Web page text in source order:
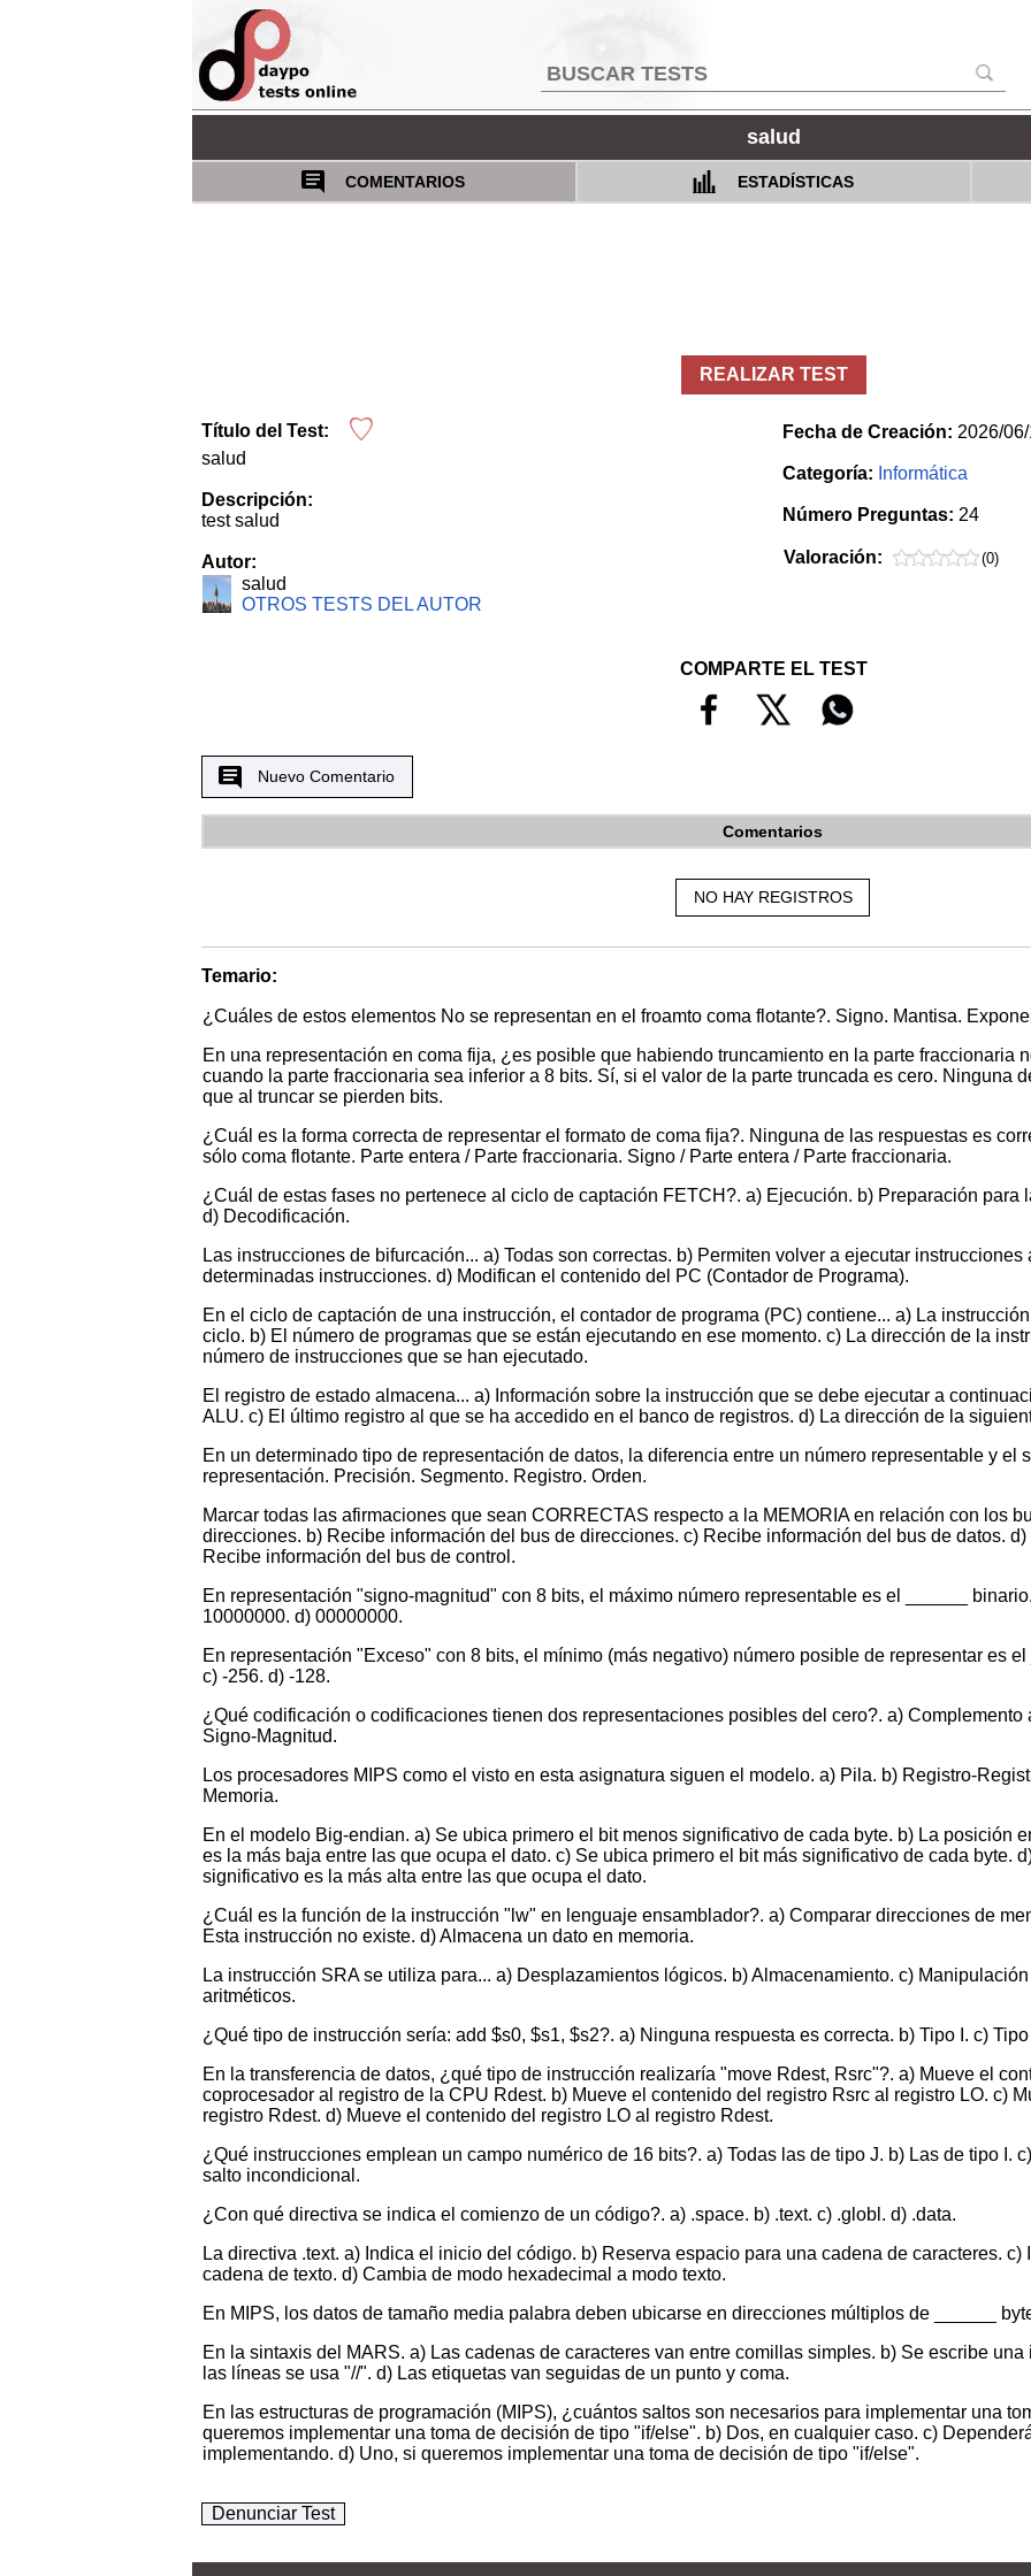
salud
COMENTARIOS ESTADÍSTICAS
REALIZAR TEST
Título del Test:
salud
Descripción:
test salud
Autor:
salud
OTROS TESTS DEL AUTOR
Fecha de Creación: 2026/
Categoría: Informática
Número Preguntas: 24
Valoración: (0)
COMPARTE EL TEST
Nuevo Comentario
Comentarios
NO HAY REGISTROS
Temario:
¿Cuáles de estos elementos No se representan en el froamto coma flotante?. Signo. Mantisa.
En una representación en coma fija, ¿es posible que habiendo truncamiento en la parte fraccionaria
cuando la parte fraccionaria sea inferior a 8 bits. Sí, si el valor de la parte truncada es cero. Ninguna
que al truncar se pierden bits.
¿Cuál es la forma correcta de representar el formato de coma fija?. Ninguna de las respuestas es
sólo coma flotante. Parte entera / Parte fraccionaria. Signo / Parte entera / Parte fraccionaria.
¿Cuál de estas fases no pertenece al ciclo de captación FETCH?. a) Ejecución. b) Preparación para
d) Decodificación.
Las instrucciones de bifurcación... a) Todas son correctas. b) Permiten volver a ejecutar
determinadas instrucciones. d) Modifican el contenido del PC (Contador de Programa).
En el ciclo de captación de una instrucción, el contador de programa (PC) contiene... a) La
ciclo. b) El número de programas que se están ejecutando en ese momento. c) La dirección de la
número de instrucciones que se han ejecutado.
El registro de estado almacena... a) Información sobre la instrucción que se debe ejecutar a
ALU. c) El último registro al que se ha accedido en el banco de registros. d) La dirección de la
En un determinado tipo de representación de datos, la diferencia entre un número representable y el
representación. Precisión. Segmento. Registro. Orden.
Marcar todas las afirmaciones que sean CORRECTAS respecto a la MEMORIA en relación con los
direcciones. b) Recibe información del bus de direcciones. c) Recibe información del bus de datos.
Recibe información del bus de control.
En representación "signo-magnitud" con 8 bits, el máximo número representable es el ______ binario.
10000000. d) 00000000.
En representación "Exceso" con 8 bits, el mínimo (más negativo) número posible de representar es
c) -256. d) -128.
¿Qué codificación o codificaciones tienen dos representaciones posibles del cero?. a) Complemento
Signo-Magnitud.
Los procesadores MIPS como el visto en esta asignatura siguen el modelo. a) Pila. b) Registro-
Memoria.
En el modelo Big-endian. a) Se ubica primero el bit menos significativo de cada byte. b) La posición
es la más baja entre las que ocupa el dato. c) Se ubica primero el bit más significativo de cada byte.
significativo es la más alta entre las que ocupa el dato.
¿Cuál es la función de la instrucción "lw" en lenguaje ensamblador?. a) Comparar direcciones de
Esta instrucción no existe. d) Almacena un dato en memoria.
La instrucción SRA se utiliza para... a) Desplazamientos lógicos. b) Almacenamiento. c)
aritméticos.
¿Qué tipo de instrucción sería: add $s0, $s1, $s2?. a) Ninguna respuesta es correcta. b) Tipo I. c)
En la transferencia de datos, ¿qué tipo de instrucción realizaría "move Rdest, Rsrc"?. a) Mueve el
coprocesador al registro de la CPU Rdest. b) Mueve el contenido del registro Rsrc al registro LO. c)
registro Rdest. d) Mueve el contenido del registro LO al registro Rdest.
¿Qué instrucciones emplean un campo numérico de 16 bits?. a) Todas las de tipo J. b) Las de tipo I.
salto incondicional.
¿Con qué directiva se indica el comienzo de un código?. a) .space. b) .text. c) .globl. d) .data.
La directiva .text. a) Indica el inicio del código. b) Reserva espacio para una cadena de caracteres.
cadena de texto. d) Cambia de modo hexadecimal a modo texto.
En MIPS, los datos de tamaño media palabra deben ubicarse en direcciones múltiplos de ______
En la sintaxis del MARS. a) Las cadenas de caracteres van entre comillas simples. b) Se escribe
las líneas se usa "//". d) Las etiquetas van seguidas de un punto y coma.
En las estructuras de programación (MIPS), ¿cuántos saltos son necesarios para implementar una
queremos implementar una toma de decisión de tipo "if/else". b) Dos, en cualquier caso. c)
implementando. d) Uno, si queremos implementar una toma de decisión de tipo "if/else".
Denunciar Test